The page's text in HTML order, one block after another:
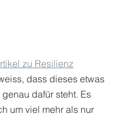
zu Resilienz
dass dieses etwas
dafür steht. Es
um viel mehr als nur